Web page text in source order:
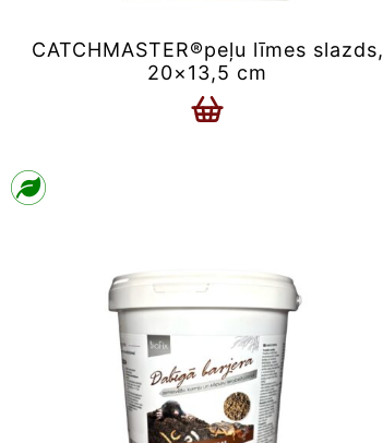
CATCHMASTER®peļu līmes slazds,
20×13,5 cm